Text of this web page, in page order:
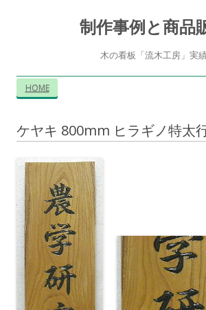
制作事例と商品
木の看板「流木工房」実
HOME
コ
へ
ス
ケヤキ 800mm ヒラギノ特太